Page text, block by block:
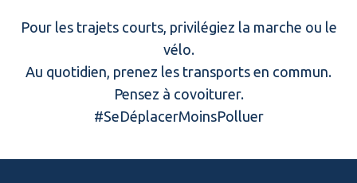
Pour les trajets courts, privilégiez la marche ou le
vélo.
Au quotidien, prenez les transports en commun.
Pensez à covoiturer.
#SeDéplacerMoinsPolluer